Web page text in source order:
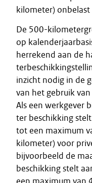
kilometer) onbelast
De 500-
op
herrekend aan de
inzicht nodig in de
van het gebruik
Als een werkgever
ter beschikking
tot een maximum
kilometer) voor
bijvoorbeeld de
beschikking stelt